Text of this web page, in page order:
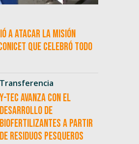
a atacar la misión
que celebró todo
Transferencia
Y-TEC avanza con el
desarrollo de
biofertilizantes a partir
de residuos pesqueros